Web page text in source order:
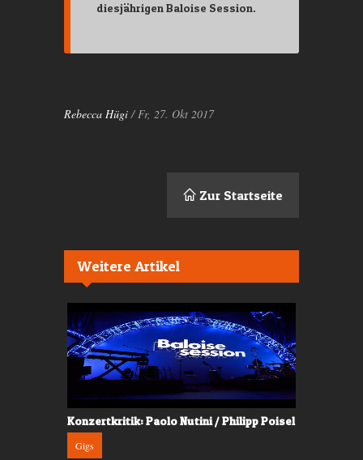
diesjährigen Baloise Session.
Rebecca Hügi/ Fr, 27. Okt 2017
Zur Startseite
Weitere Artikel
Konzertkritik: Paolo Nutini / Philipp Poisel
Gigs